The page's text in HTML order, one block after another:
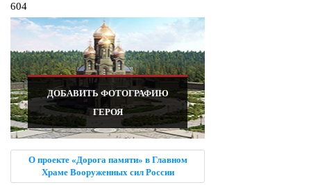
604
ДОБАВИТЬ ФОТОГРАФИЮ
ГЕРОЯ
О проекте «Дорога памяти» в Главном
Храме Вооруженных сил России